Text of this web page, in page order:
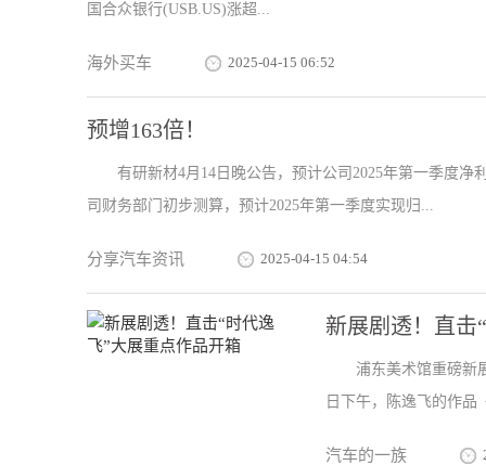
国合众银行(USB.US)涨超...
海外买车 2025-04-15 06:52
预增163倍！
有研新材4月14日晚公告，预计公司2025年第一季度净
司财务部门初步测算，预计2025年第一季度实现归...
分享汽车资讯 2025-04-15 04:54
新展剧透！直击
浦东美术馆重磅新
日下午，陈逸飞的作品
汽车的一族